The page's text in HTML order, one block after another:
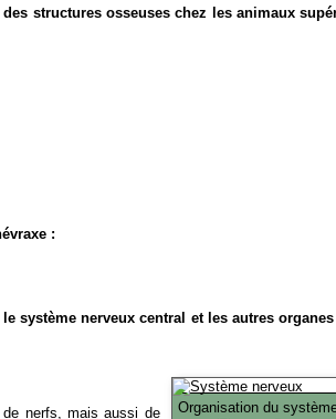
structures osseuses chez les animaux
:
système nerveux central et les autres
Organisation du
de nerfs, mais aussi de